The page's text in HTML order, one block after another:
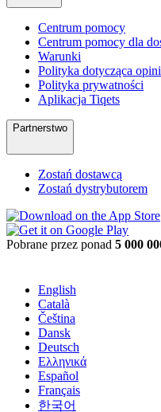
Centrum pomocy
Centrum pomocy dla
Warunki
Polityka dotycząca
Polityka prywatności
Aplikacja Tiqets
Partnerstwo
Zostań dostawcą
Zostań dystrybutorem
Pobrane przez ponad 5 000
English
Català
Čeština
Dansk
Deutsch
Ελληνικά
Español
Français
한국어